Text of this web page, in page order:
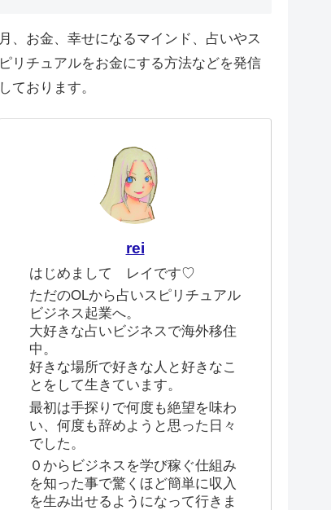
月、お金、幸せになるマインド、占いやス
ピリチュアルをお金にする方法などを発信
しております。
rei
はじめまして レイです♡
ただのOLから占いスピリチュアル
ビジネス起業へ。
大好きな占いビジネスで海外移住
中。
好きな場所で好きな人と好きなこ
とをして生きています。
最初は手探りで何度も絶望を味わ
い、何度も辞めようと思った日々
でした。
０からビジネスを学び稼ぐ仕組み
を知った事で驚くほど簡単に収入
を生み出せるようになって行きま